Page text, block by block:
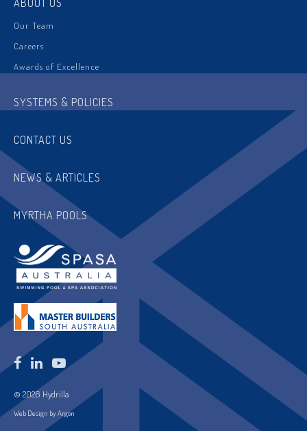
Our Team
Careers
Awards of Excellence
SYSTEMS & POLICIES
CONTACT US
NEWS & ARTICLES
MYRTHA POOLS
© 2026 Hydrilla
Web Design by Argon